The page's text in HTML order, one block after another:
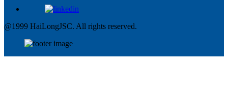
@1999 HaiLongJSC. All rights reserved.